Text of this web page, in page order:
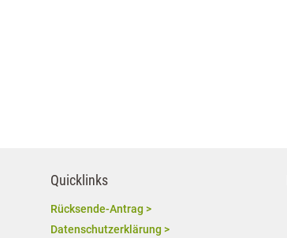
Quicklinks
Rücksende-Antrag >
Datenschutzerklärung >